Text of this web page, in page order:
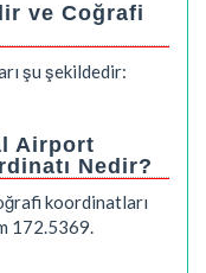
ve Coğrafi
şu şekildedir:
Airport
Nedir?
koordinatları
172.5369.